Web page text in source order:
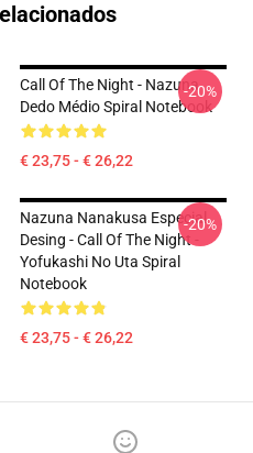
Call Of The Night - Nazuna
Dedo Médio Spiral Notebook
€ 23,75 - € 26,22
-20%
Nazuna Nanakusa Especial
Desing - Call Of The Night -
Yofukashi No Uta Spiral
Notebook
€ 23,75 - € 26,22
-20%